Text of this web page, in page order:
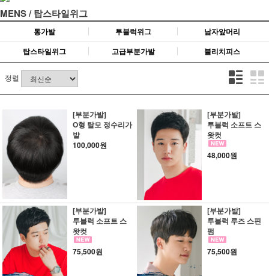
MENS / 탑스타일위그
통가발 투블럭위그
남자앞머리
탑스타일위그
고급부분가발 블리치피스
정렬
[부분가발]
O형 탈모 정수리가
발
100,000원
[부분가발]
투블럭 소프트 스
왓컷
48,000원
[부분가발]
투블럭 소프트 스
왓컷
75,500원
[부분가발]
투블럭 루즈 스핀
펌
75,500원